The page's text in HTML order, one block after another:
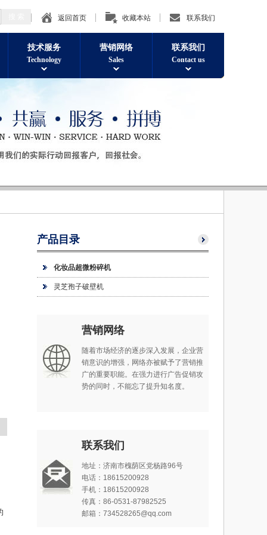
返回首页 收藏本站 联系我们
技术服务
Technology
营销网络
Sales
联系我们
Contact us
产品目录
化妆品超微粉碎机
灵芝孢子破壁机
营销网络
随着市场经济的逐步深入发展，企业营
销意识的增强，网络亦被赋予了营销推
广的重要职能。在强力进行广告促销攻
势的同时，不能忘了提升知名度。
联系我们
地址：济南市槐荫区党杨路96号
电话：18615200928
手机：18615200928
传真：86-0531-87982525
邮箱：734528265@qq.com